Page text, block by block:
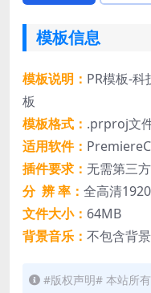
模板信息
模板说明： PR模板-
板
模板格式： .prproj文
适用软件：
插件要求： 无需第三
分 辨 率： 全高清
文件大小： 64MB
背景音乐： 不包含背
#版权声明# 本站所